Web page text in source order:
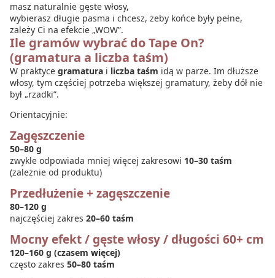
masz naturalnie gęste włosy,
wybierasz długie pasma i chcesz, żeby końce były pełne,
zależy Ci na efekcie „WOW”.
Ile gramów wybrać do Tape On?
(gramatura a liczba taśm)
W praktyce gramatura i liczba taśm idą w parze. Im dłuższe
włosy, tym częściej potrzeba większej gramatury, żeby dół nie
był „rzadki”.
Orientacyjnie:
Zagęszczenie
50–80 g
zwykle odpowiada mniej więcej zakresowi 10–30 taśm
(zależnie od produktu)
Przedłużenie + zagęszczenie
80–120 g
najczęściej zakres 20–60 taśm
Mocny efekt / gęste włosy / długości 60+ cm
120–160 g (czasem więcej)
często zakres 50–80 taśm